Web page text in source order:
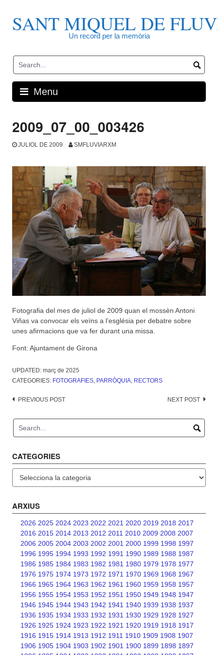
contentSANT MIQUEL DE
Un record per la memòria
Menu
2009_07_00_003426
JULIOL DE 2009 SMFLUVIARXM
Fotografia del mes de juliol de 2009 quan el mossèn Antoni
Viñas va convocar els veïns a l’església per debatre sobre
unes afirmacions que va fer durant una missa.
Font: Ajuntament de Girona
UPDATED: març de 2025
CATEGORIES: FOTOGRAFIES, PARRÒQUIA, RECTORS
Post
PREVIOUS POST NEXT POST
CATEGORIES
ARXIUS
2026 2025 2024 2023 2022 2021 2020 2019 2018 2017
2016 2015 2014 2013 2012 2011 2010 2009 2008 2007
2006 2005 2004 2003 2002 2001 2000 1999 1998 1997
1996 1995 1994 1993 1992 1991 1990 1989 1988 1987
1986 1985 1984 1983 1982 1981 1980 1979 1978 1977
1976 1975 1974 1973 1972 1971 1970 1969 1968 1967
1966 1965 1964 1963 1962 1961 1960 1959 1958 1957
1956 1955 1954 1953 1952 1951 1950 1949 1948 1947
1946 1945 1944 1943 1942 1941 1940 1939 1938 1937
1936 1935 1934 1933 1932 1931 1930 1929 1928 1927
1926 1925 1924 1923 1922 1921 1920 1919 1918 1917
1916 1915 1914 1913 1912 1911 1910 1909 1908 1907
1906 1905 1904 1903 1902 1901 1900 1899 1898 1897